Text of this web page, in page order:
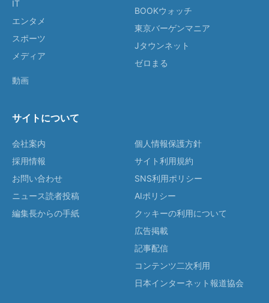
IT
エンタメ
スポーツ
メディア
動画
BOOKウォッチ
東京バーゲンマニア
Jタウンネット
ゼロまる
サイトについて
会社案内
採用情報
お問い合わせ
ニュース読者投稿
編集長からの手紙
個人情報保護方針
サイト利用規約
SNS利用ポリシー
AIポリシー
クッキーの利用について
広告掲載
記事配信
コンテンツ二次利用
日本インターネット報道協会